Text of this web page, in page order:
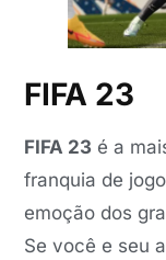
FIFA 23
FIFA 23 é a
franquia de
emoção dos
Se você e seu